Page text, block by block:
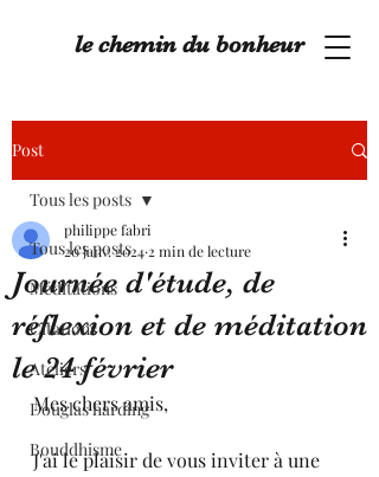
le chemin du bonheur
Post
Tous les posts
Méditations
Citations
Ateliers
Douglas harding
Bouddhisme
Tous les posts
Journée d'étude, de
réflexion et de méditation
le 24 février
philippe fabri
20 janv. 2024 2 min de lecture
Mes chers amis,
J'ai le plaisir de vous inviter à une